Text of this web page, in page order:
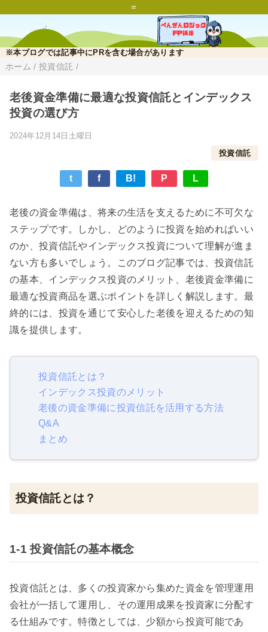
=
※本ブログでは記事中にPRを含む場合があります
ホーム / 投資信託 /
老後資金準備に最適な投資信託とインデックス
投資の選び方
2024年12月14日土曜日
投資信託
t f B! P L
老後の資金準備は、将来の生活を支えるために不可欠な
ステップです。しかし、どのように投資を始めればいい
のか、投資信託やインデックス投資について理解が進ま
ない方も多いでしょう。このブログ記事では、投資信託
の基本、インデックス投資のメリット、老後資金準備に
最適な投資商品を選ぶポイントを詳しく解説します。最
終的には、投資を通じて安心した老後を迎えるための知
識を提供します。
投資信託とは？
インデックス投資のメリット
老後の資金準備に投資信託を活用する方法
Q&A
まとめ
投資信託とは？
1-1 投資信託の基本概念
投資信託とは、多くの投資家から集めた資金を管理運用
会社が一括して運用し、その運用成果を投資家に分配す
る仕組みです。特徴としては、少額から投資可能であ